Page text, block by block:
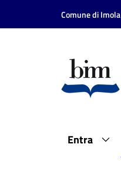
Vai al contenuto
Vai alla navigazione
Comune di Imola
Entra